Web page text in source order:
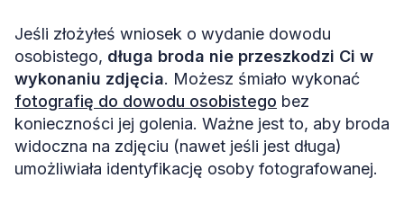
Jeśli złożyłeś wniosek o wydanie dowodu
osobistego, długa broda nie przeszkodzi Ci w
wykonaniu zdjęcia. Możesz śmiało wykonać
fotografię do dowodu osobistego bez
konieczności jej golenia. Ważne jest to, aby broda
widoczna na zdjęciu (nawet jeśli jest długa)
umożliwiała identyfikację osoby fotografowanej.